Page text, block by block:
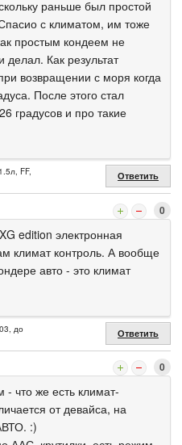
раньше был простой
с климатом, им тоже
простым кондеем не
делал. Как результат
возвращении с моря когда
После этого стал
градусов и про такие
FF,
Ответить
0
edition электронная
климат контроль. А вообще
авто - это климат
до
Ответить
0
- что же есть климат-
от девайса, на
:)